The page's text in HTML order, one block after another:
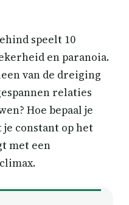
speelt 10
en paranoia.
van de dreiging
relaties
Hoe bepaal je
constant op het
met een